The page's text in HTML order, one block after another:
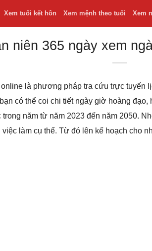
Xem tuổi kết hôn Xem mệnh theo tuổi Xem
niên 365 ngày xem
là phương pháp tra cứu trực tuyến
có thể coi chi tiết ngày giờ hoàng
năm từ năm 2023 đến năm 2050.
làm cụ thể. Từ đó lên kế hoạch cho